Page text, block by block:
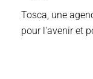
Tosca, une
pour l'avenir et